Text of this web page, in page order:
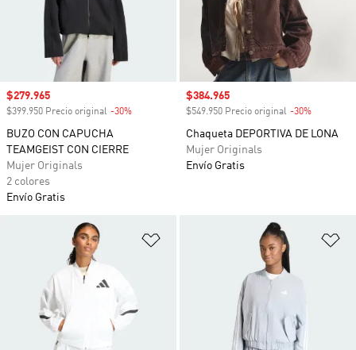
Precio de venta
$279.965
$399.950 Precio original -30%
BUZO CON CAPUCHA
TEAMGEIST CON CIERRE
Mujer Originals
2 colores
Envío Gratis
Precio de venta
$384.965
$549.950 Precio original -30%
Chaqueta DEPORTIVA DE LONA
Mujer Originals
Envío Gratis
Añadir a la lista de deseos